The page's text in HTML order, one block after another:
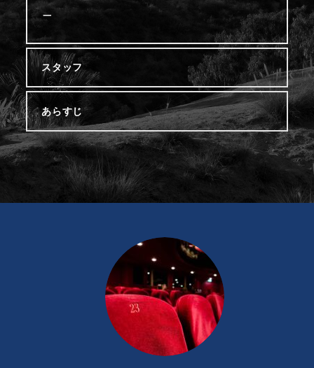
－
スタッフ
あらすじ